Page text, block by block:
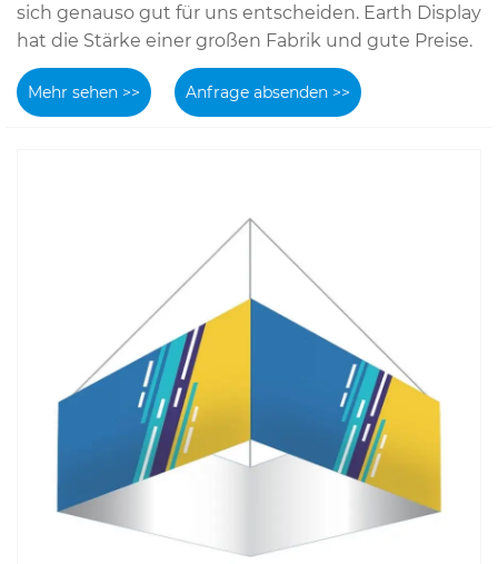
sich genauso gut für uns entscheiden. Earth Display
hat die Stärke einer großen Fabrik und gute Preise.
Mehr sehen >> Anfrage absenden >>